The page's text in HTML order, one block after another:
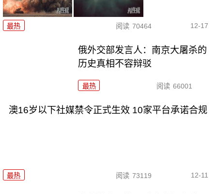
最热 阅读 70464 12-17
俄外交部发言人：南京大屠杀的
历史真相不容辩驳
最热 阅读 66001
澳16岁以下社媒禁令正式生效 10家平台承诺合规
最热 阅读 73119 12-11